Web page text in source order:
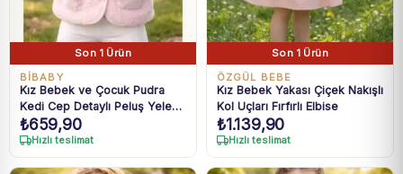
Son 1 Ürün
BIBABY
Kız Bebek ve Çocuk Pudra
Kedi Cep Detaylı Peluş Yelek
6 Ay-3 Yaş
₺659,90
Hızlı teslimat
Son 1 Ürün
ÖZGÜL BEBE
Kız Bebek Yakası Çiçek Nakışlı
Kol Uçları Fırfırlı Elbise
₺1.139,90
Hızlı teslimat